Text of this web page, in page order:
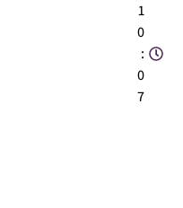
1
0
:
0
7